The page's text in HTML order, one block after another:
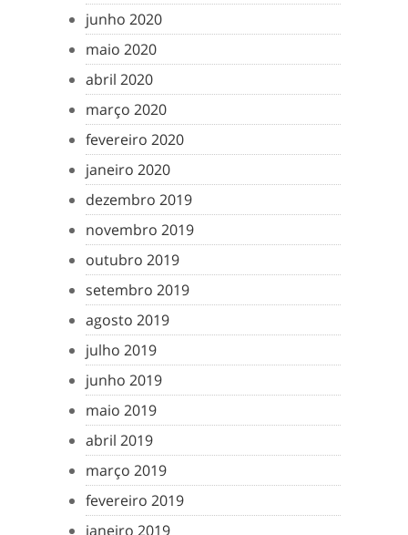
junho 2020
maio 2020
abril 2020
março 2020
fevereiro 2020
janeiro 2020
dezembro 2019
novembro 2019
outubro 2019
setembro 2019
agosto 2019
julho 2019
junho 2019
maio 2019
abril 2019
março 2019
fevereiro 2019
janeiro 2019